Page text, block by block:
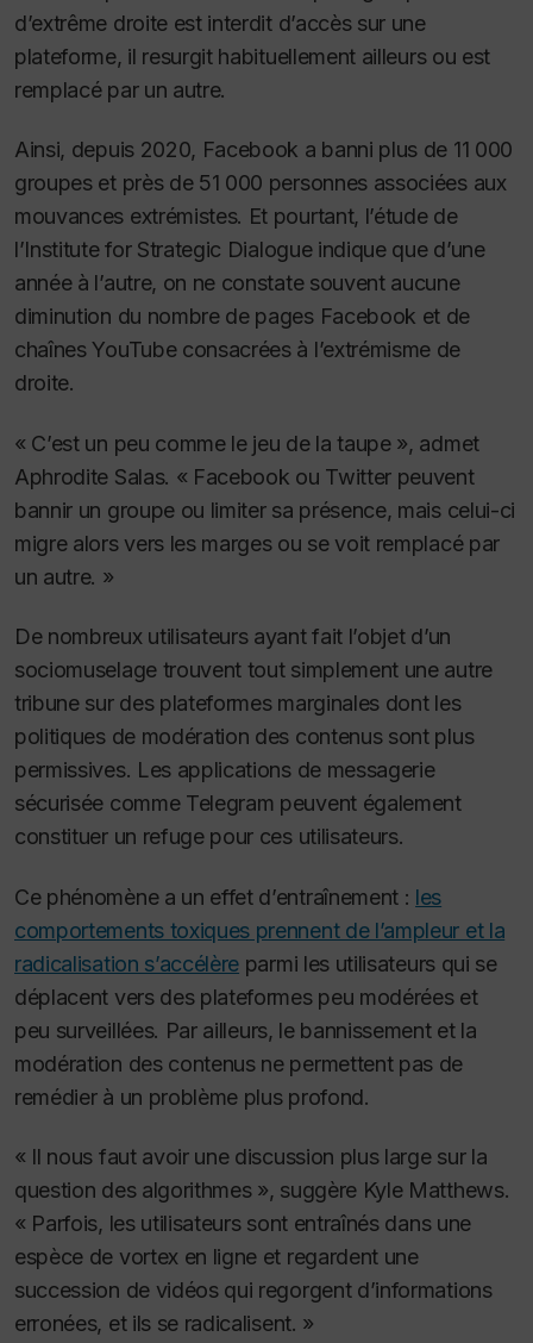
d’extrême droite est interdit d’accès sur une
plateforme, il resurgit habituellement ailleurs ou est
remplacé par un autre.
Ainsi, depuis 2020, Facebook a banni plus de 11 000
groupes et près de 51 000 personnes associées aux
mouvances extrémistes. Et pourtant, l’étude de
l’Institute for Strategic Dialogue indique que d’une
année à l’autre, on ne constate souvent aucune
diminution du nombre de pages Facebook et de
chaînes YouTube consacrées à l’extrémisme de
droite.
« C’est un peu comme le jeu de la taupe », admet
Aphrodite Salas. « Facebook ou Twitter peuvent
bannir un groupe ou limiter sa présence, mais celui-ci
migre alors vers les marges ou se voit remplacé par
un autre. »
De nombreux utilisateurs ayant fait l’objet d’un
sociomuselage trouvent tout simplement une autre
tribune sur des plateformes marginales dont les
politiques de modération des contenus sont plus
permissives. Les applications de messagerie
sécurisée comme Telegram peuvent également
constituer un refuge pour ces utilisateurs.
Ce phénomène a un effet d’entraînement : les
comportements toxiques prennent de l’ampleur et la
radicalisation s’accélère parmi les utilisateurs qui se
déplacent vers des plateformes peu modérées et
peu surveillées. Par ailleurs, le bannissement et la
modération des contenus ne permettent pas de
remédier à un problème plus profond.
« Il nous faut avoir une discussion plus large sur la
question des algorithmes », suggère Kyle Matthews.
« Parfois, les utilisateurs sont entraînés dans une
espèce de vortex en ligne et regardent une
succession de vidéos qui regorgent d’informations
erronées, et ils se radicalisent. »